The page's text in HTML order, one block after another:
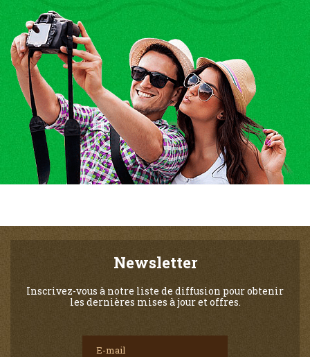
Newsletter
Inscrivez-vous à notre liste de diffusion pour obtenir
les dernières mises à jour et offres.